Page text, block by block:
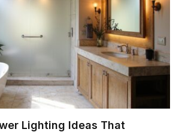
Lighting Ideas That